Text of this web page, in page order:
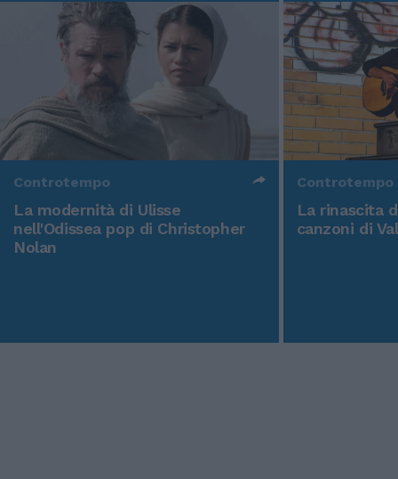
Controtempo
La modernità di Ulisse
nell'Odissea pop di Christopher
Nolan
Controtempo
La rinascita
canzoni di